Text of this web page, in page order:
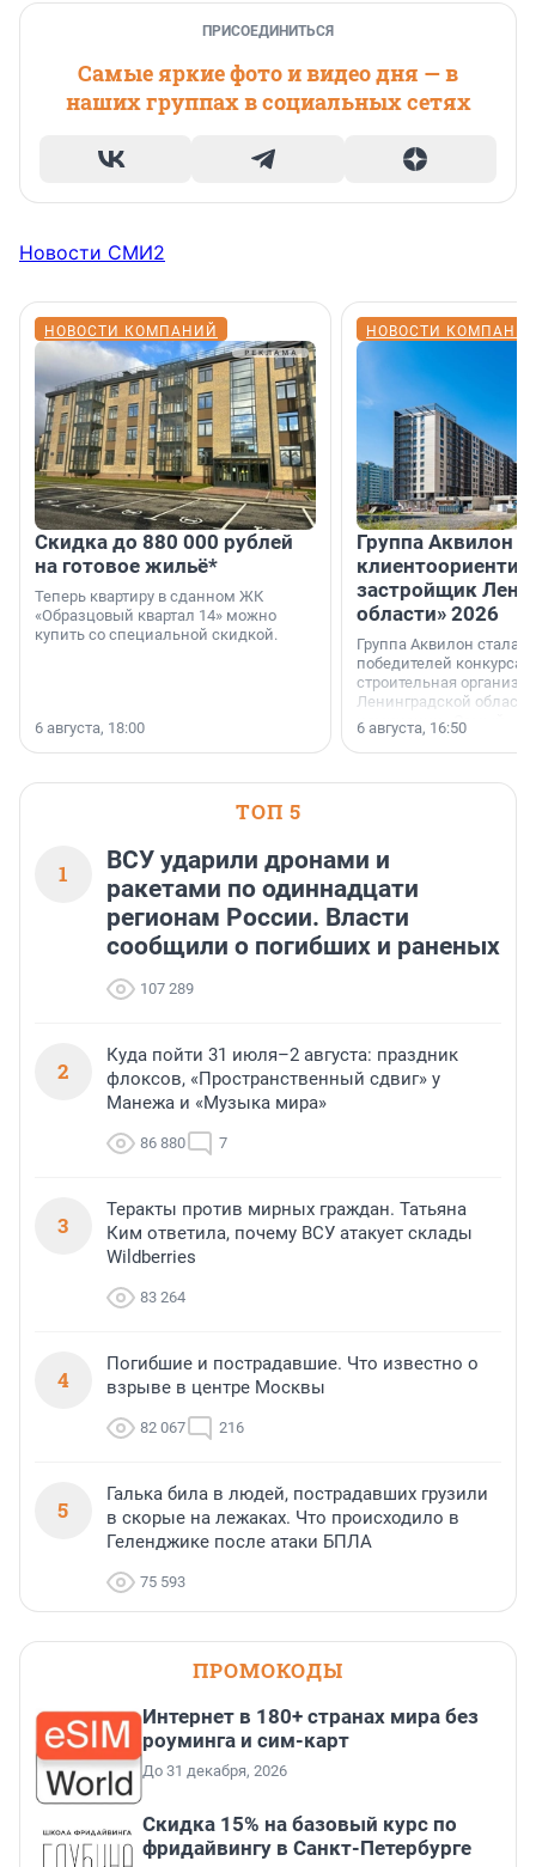
ПРИСОЕДИНИТЬСЯ
Самые яркие фото и видео дня — в
наших группах в социальных сетях
Новости СМИ2
НОВОСТИ КОМПАНИЙ
Скидка до 880 000 рублей
на готовое жильё*
Теперь квартиру в сданном ЖК
«Образцовый квартал 14» можно
купить со специальной скидкой.
6 августа, 18:00
НОВОСТИ
Группа Аквилон
застройщик
области» 2026
Группа Аквилон стала
победителей конкурса
строительная
Ленинградской области
номинации «Самый
застройщик
области».
6 августа, 16:50
ТОП 5
1
ВСУ ударили дронами и
ракетами по одиннадцати
регионам России. Власти
сообщили о погибших и раненых
107 289
2
Куда пойти 31 июля–2 августа: праздник
флоксов, «Пространственный сдвиг» у
Манежа и «Музыка мира»
86 880 7
3
Теракты против мирных граждан. Татьяна
Ким ответила, почему ВСУ атакует склады
Wildberries
83 264
4
Погибшие и пострадавшие. Что известно о
взрыве в центре Москвы
82 067 216
5
Галька била в людей, пострадавших грузили
в скорые на лежаках. Что происходило в
Геленджике после атаки БПЛА
75 593
ПРОМОКОДЫ
Интернет в 180+ странах мира без
роуминга и сим-карт
До 31 декабря, 2026
Скидка 15% на базовый курс по
фридайвингу в Санкт-Петербурге